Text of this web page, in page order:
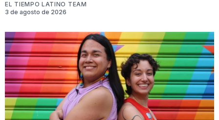
EL TIEMPO LATINO TEAM
3 de agosto de 2026